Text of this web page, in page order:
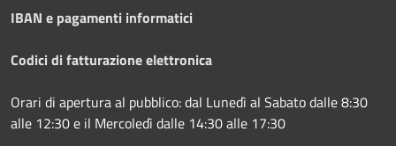
IBAN e pagamenti informatici
Codici di fatturazione elettronica
Orari di apertura al pubblico: dal Lunedì al Sabato dalle 8:30
alle 12:30 e il Mercoledì dalle 14:30 alle 17:30